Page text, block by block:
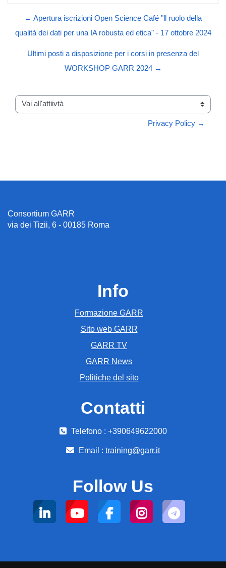
← Apertura iscrizioni Open Science Café "ll ruolo della
qualità dei dati per una IA robusta ed etica" - 17 ottobre 2024
Ultimi posti a disposizione per i corsi in presenza del
WORKSHOP GARR 2024 →
Vai all'attiivtà
Privacy Policy →
Consortium GARR
via dei Tizii, 6 - 00185 Roma
Info
Formazione GARR
Sito web GARR
GARR TV
GARR News
Politiche del sito
Contatti
Telefono : +390649622000
Email : training@garr.it
Follow Us